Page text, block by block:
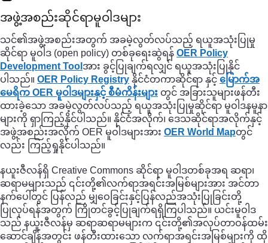
အဖွဲ့အစည်းဆိုင်ရာမူဝါဒများ
သင်၏အဖွဲ့အစည်းအတွက် အခမဲ့လွတ်လပ်သည့် ရယူအသုံးပြုမှု
ဆိုင်ရာ မူဝါဒ (open policy) တစ်ခုရေးဆွဲရန် OER Policy
Development Tool အား ခွင့်ပြုချက်ရလျှင် ရယူအသုံးပြုနိုင်
ပါသည်။ OER Policy Registry နိုင်ငံတကာဆိုင်ရာ နှင့် မြောက်အ
မေရိက OER မူဝါဒများနှင့် စီမံကိန်းများ တွင် အခြားသူများဖန်တီး
ထားခဲ့သော အခမဲ့လွတ်လပ်သည့် ရယူအသုံးပြုမှုဆိုင်ရာ မူဝါဒနမူနာ
များကို ရှာကြည့်နိုင်ပါသည်။ နိုင်ငံအလိုက်၊ ဒေသဆိုင်ရာအလိုက်နှင့်
အဖွဲ့အစည်းအလိုက် OER မူဝါဒများအား OER World Mapတွင်
လည်း ကြည့်ရှုနိုင်ပါသည်။
နယူးဇီလန်ရှိ Creative Commons ဆိုင်ရာ မူဝါဒတစ်ခုအရ ဆရာ၊
ဆရာမများသည် ၎င်းတို့၏လက်ရာအရင်းအမြစ်များအား အင်တာ
နက်ပေါ်တွင် ပြန်လည် မျှဝေခြင်းနှင့်ပြန်လည်အသုံးပြုခြင်းတို့
ပြုလုပ်ရန်အတွက် ကြိုတင်ခွင့်ပြုချက်ရရှိကြပါသည်။ ယင်းမူဝါဒ
သည် နယူးဇီလန်မှ ဆရာဆရာမများက ၎င်းတို့၏အလုပ်တာဝန်ထမ်း
ဆောင်ချိန်အတွင်း ဖန်တီးထားသော လက်ရာအရင်းအမြစ်များကို ထို